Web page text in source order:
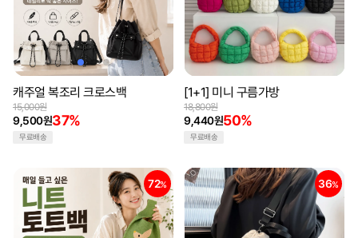
캐주얼 복조리 크로스백
9,500원37%
15,000원
무료배송
[1+1] 미니 구름가방
9,440원50%
18,800원
무료배송
72% 36%